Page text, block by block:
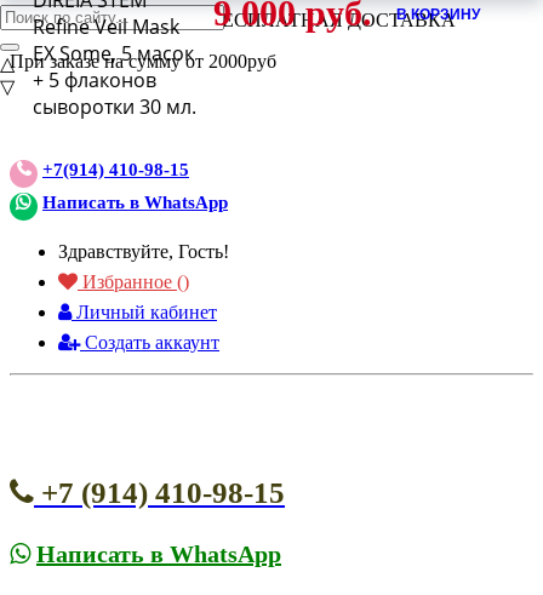
ВНИМАНИЕ АКЦИЯ!
БЕСПЛАТНАЯ ДОСТАВКА
При заказе на сумму от 2000руб
+7(914) 410-98-15
Написать в WhatsApp
Здравствуйте, Гость!
Избранное ()
Личный кабинет
Создать аккаунт
+7 (914) 410-98-15
Написать в WhatsApp
△
▽
Refine Veil Mask
EX Some, 5 масок
+ 5 флаконов
сыворотки 30 мл.
9 000 руб. В КОРЗИНУ